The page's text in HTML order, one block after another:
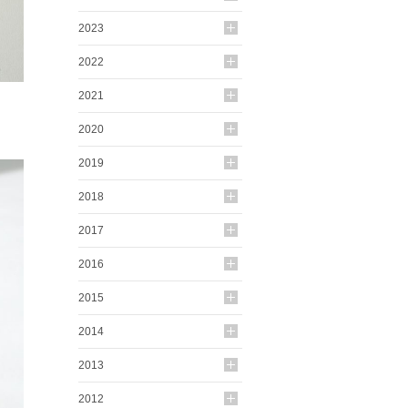
2023
2022
2021
2020
2019
2018
2017
2016
2015
2014
2013
2012